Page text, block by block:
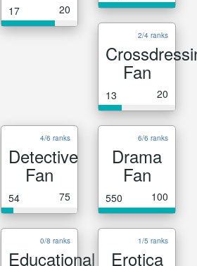
17 20
2/4 ranks
Fan
13 20
4/6 ranks
Detective
Fan
54 75
6/6 ranks
Drama
Fan
550 100
0/8 ranks
Educational
1/5 ranks
Erotica